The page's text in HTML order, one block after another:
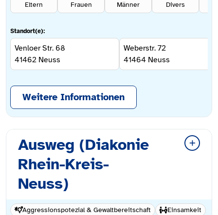
Eltern Frauen Männer Divers
Standort(e):
Venloer Str. 68
41462 Neuss
Weberstr. 72
41464 Neuss
Weitere Informationen
Ausweg (Diakonie
Rhein-Kreis-
Neuss)
Aggressionspotezial & Gewaltbereitschaft
Einsamkeit